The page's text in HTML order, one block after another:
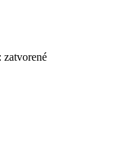
zatvorené